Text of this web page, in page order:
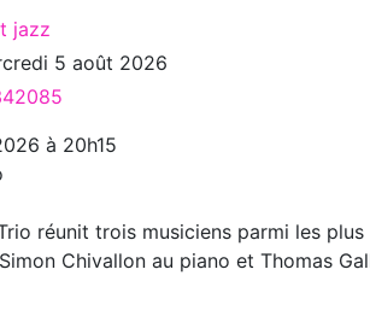
jazz
5 août 2026
à 20h15
réunit trois musiciens parmi les
Chivallon au piano et Thomas